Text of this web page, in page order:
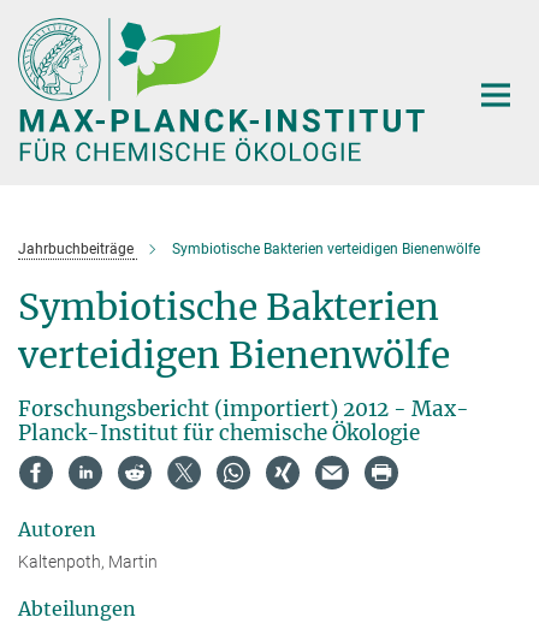
Hauptinhalt
Jahrbuchbeiträge Symbiotische Bakterien verteidigen Bienenwölfe
Symbiotische Bakterien
verteidigen Bienenwölfe
Forschungsbericht (importiert) 2012 - Max-
Planck-Institut für chemische Ökologie
Autoren
Kaltenpoth, Martin
Abteilungen